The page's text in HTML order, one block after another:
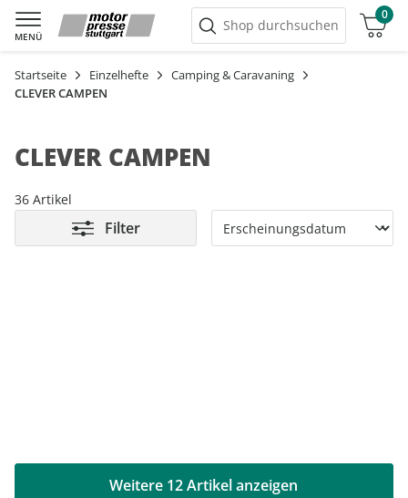
MENÜ
Shop durchsuchen
0
Warenkorb
Startseite Einzelhefte
Camping & Caravaning
CLEVER CAMPEN
CLEVER CAMPEN
36 Artikel
Filter
Weitere 12 Artikel anzeigen